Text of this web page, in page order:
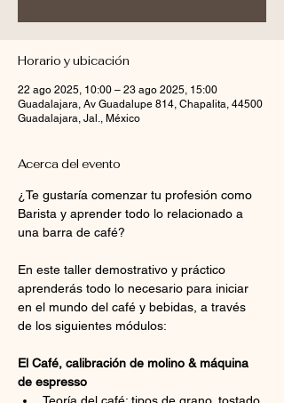
Horario y ubicación
22 ago 2025, 10:00 – 23 ago 2025, 15:00
Guadalajara, Av Guadalupe 814, Chapalita, 44500
Guadalajara, Jal., México
Acerca del evento
¿Te gustaría comenzar tu profesión como
Barista y aprender todo lo relacionado a
una barra de café?
En este taller demostrativo y práctico
aprenderás todo lo necesario para iniciar
en el mundo del café y bebidas, a través
de los siguientes módulos:
El Café, calibración de molino & máquina
de espresso